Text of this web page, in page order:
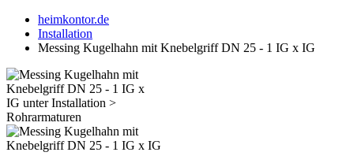
heimkontor.de
Installation
Messing Kugelhahn mit Knebelgriff DN 25 - 1 IG x IG